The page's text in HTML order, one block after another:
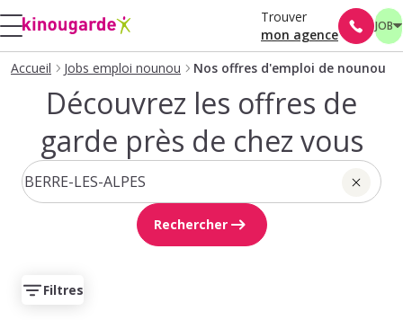
Trouver
mon agence
JOB
Accueil Jobs emploi nounou Nos offres d'emploi de nounou
Découvrez les offres de
garde près de chez vous
Rechercher
Filtres